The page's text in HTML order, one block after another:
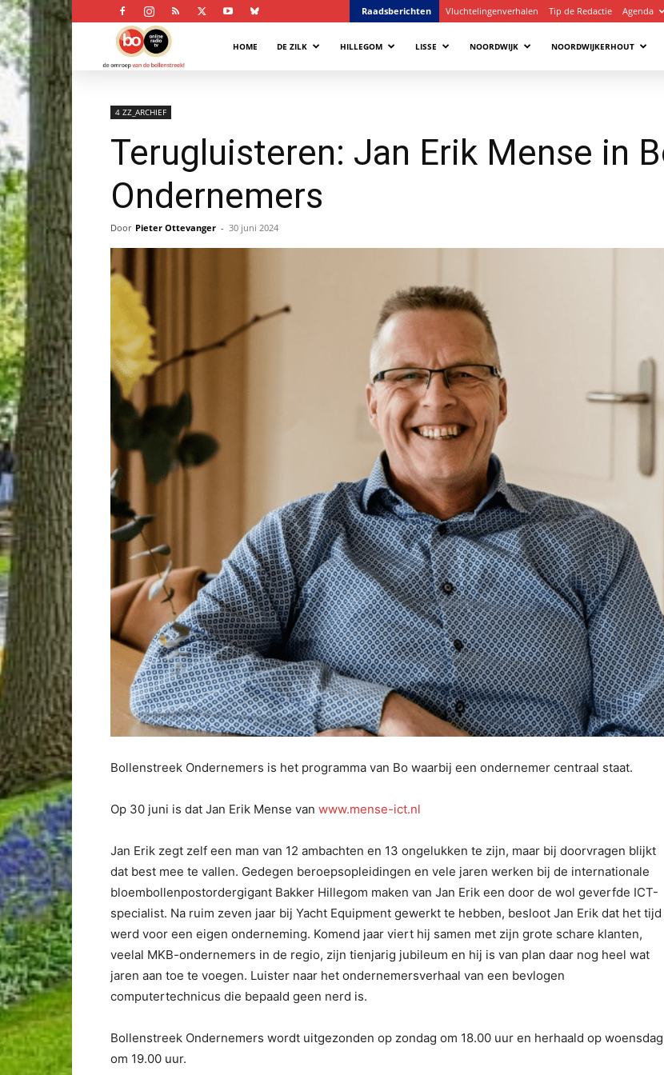
Raadsberichten Vluchtelingenverhalen Tip de Redactie Agenda
Bollenstreek
HOME DE ZILK HILLEGOM LISSE NOORDWIJK NOORDWIJKERHOUT
4 ZZ_ARCHIEF
Terugluisteren: Jan Erik Mense in
Ondernemers
Door Pieter Ottevanger - 30 juni 2024
Bollenstreek Ondernemers is het programma van Bo waarbij een ondernemer centraal staat.
Op 30 juni is dat Jan Erik Mense van www.mense-ict.nl
Jan Erik zegt zelf een man van 12 ambachten en 13 ongelukken te zijn, maar bij doorvragen blijkt
dat best mee te vallen. Gedegen beroepsopleidingen en vele jaren werken bij de internationale
bloembollenpostordergigant Bakker Hillegom maken van Jan Erik een door de wol geverfde ICT-
specialist. Na ruim zeven jaar bij Yacht Equipment gewerkt te hebben, besloot Jan Erik dat het tijd
werd voor een eigen onderneming. Komend jaar viert hij samen met zijn grote schare klanten,
veelal MKB-ondernemers in de regio, zijn tienjarig jubileum en hij is van plan daar nog heel wat
jaren aan toe te voegen. Luister naar het ondernemersverhaal van een bevlogen
computertechnicus die bepaald geen nerd is.
Bollenstreek Ondernemers wordt uitgezonden op zondag om 18.00 uur en herhaald op woensdag
om 19.00 uur.